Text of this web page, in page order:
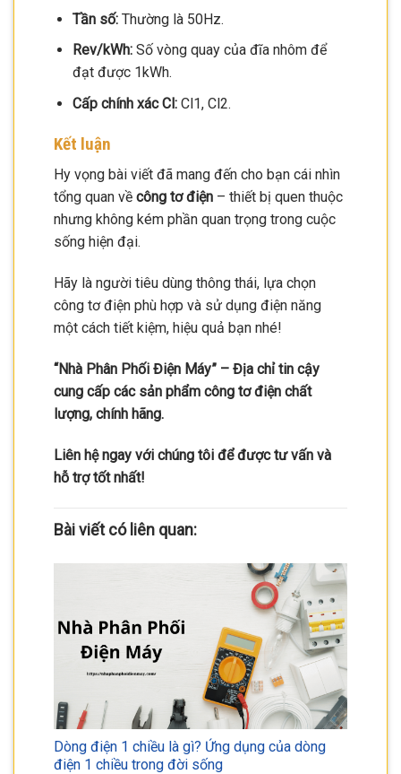
Tần số:Thường là 50Hz.
Rev/kWh:Số vòng quay của đĩa nhôm để
đạt được 1kWh.
Cấp chính xác Cl:Cl1, Cl2.
Kết luận
Hy vọng bài viết đã mang đến cho bạn cái nhìn
tổng quan về công tơ điện – thiết bị quen thuộc
nhưng không kém phần quan trọng trong cuộc
sống hiện đại.
Hãy là người tiêu dùng thông thái, lựa chọn
công tơ điện phù hợp và sử dụng điện năng
một cách tiết kiệm, hiệu quả bạn nhé!
“Nhà Phân Phối Điện Máy” – Địa chỉ tin cậy
cung cấp các sản phẩm công tơ điện chất
lượng, chính hãng.
Liên hệ ngay với chúng tôi để được tư vấn và
hỗ trợ tốt nhất!
Bài viết có liên quan:
Dòng điện 1 chiều là gì? Ứng dụng của dòng
điện 1 chiều trong đời sống